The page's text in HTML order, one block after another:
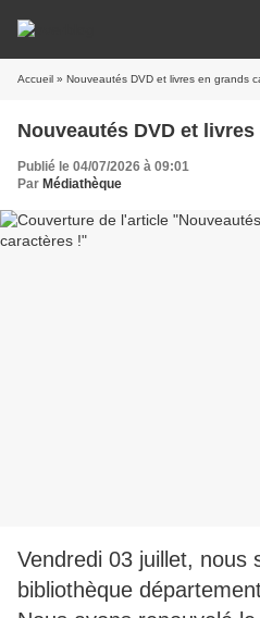
Accueil » Nouveautés DVD et livres en grands
Nouveautés DVD et
Publié le 04/07/2026 à 09:01
Par Médiathèque
Vendredi 03 juillet, nous
bibliothèque